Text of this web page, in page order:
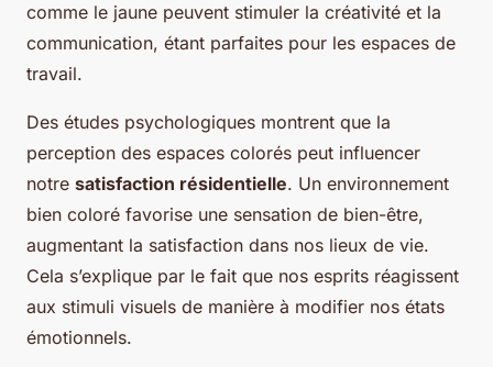
comme le jaune peuvent stimuler la créativité et la
communication, étant parfaites pour les espaces de
travail.
Des études psychologiques montrent que la
perception des espaces colorés peut influencer
notre satisfaction résidentielle. Un environnement
bien coloré favorise une sensation de bien-être,
augmentant la satisfaction dans nos lieux de vie.
Cela s’explique par le fait que nos esprits réagissent
aux stimuli visuels de manière à modifier nos états
émotionnels.